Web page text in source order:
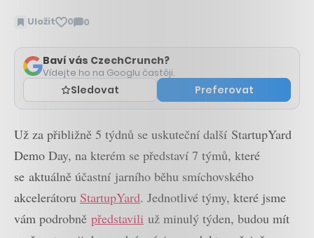
Uložit 0 0
Zobrazit
Baví vás CzechCrunch?
Vídejte ho na Googlu častěji.
Sledovat Preferovat
Už za přibližně 5 týdnů se uskuteční další StartupYard
Demo Day, na kterém se představí 7 týmů, které
se aktuálně účastní jarního běhu smíchovského
akcelerátoru StartupYard. Jednotlivé týmy, které jsme
vám podrobně představili už minulý týden, budou mít